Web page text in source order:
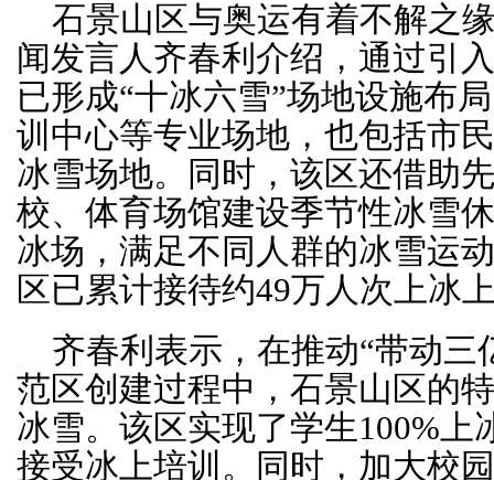
石景山区与奥运有着不解之
闻发言人齐春利介绍，通过引
已形成“十冰六雪”场地设施布
训中心等专业场地，也包括市
冰雪场地。同时，该区还借助
校、体育场馆建设季节性冰雪
冰场，满足不同人群的冰雪运
区已累计接待约49万人次上冰
齐春利表示，在推动“带动三
范区创建过程中，石景山区的
冰雪。该区实现了学生100%上
接受冰上培训。同时，加大校